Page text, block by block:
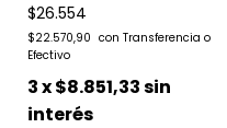
$26.554
$22.570,90
3x$8.851,33sin
interés